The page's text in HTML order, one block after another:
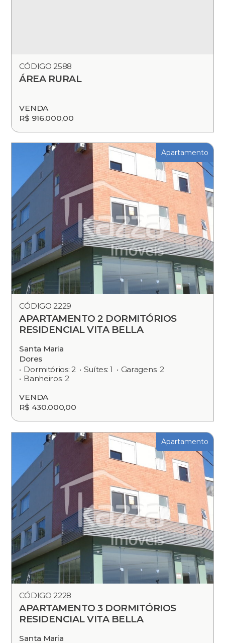
CÓDIGO 2588
ÁREA RURAL
VENDA
R$ 916.000,00
Apartamento
CÓDIGO 2229
APARTAMENTO 2 DORMITÓRIOS
RESIDENCIAL VITA BELLA
Santa Maria
Dores
Dormitórios: 2
Suítes: 1
Garagens: 2
Banheiros: 2
VENDA
R$ 430.000,00
Apartamento
CÓDIGO 2228
APARTAMENTO 3 DORMITÓRIOS
RESIDENCIAL VITA BELLA
Santa Maria